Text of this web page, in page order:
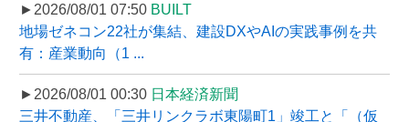
►2026/08/01 07:50 BUILT
地場ゼネコン22社が集結、建設DXやAIの実践事例を共
有：産業動向（1 ...
►2026/08/01 00:30 日本経済新聞
三井不動産、「三井リンクラボ東陽町1」竣工と「（仮